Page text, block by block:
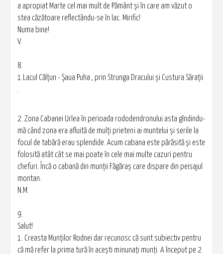
a apropiat Marte cel mai mult de Pământ şi în care am văzut o
stea căzătoare reflectându-se în lac. Mirific!
Numa bine!
V.
8.
1.Lacul Călţun - Şaua Puha , prin Strunga Dracului şi Custura Săraţii
.
2. Zona Cabanei Urlea în perioada rododendronului asta gîndindu-
mă când zona era afluită de mulţi prieteni ai muntelui şi serile la
focul de tabără erau splendide. Acum cabana este părăsită şi este
folosită atât cât se mai poate în cele mai multe cazuri pentru
chefuri. Încă o cabană din munţii Făgăraş care dispare din peisajul
montan.
N.M.
9.
Salut!
1. Creasta Munţilor Rodnei dar recunosc că sunt subiectiv pentru
că mă refer la prima tură în aceşti minunaţi munţi. A început pe 2